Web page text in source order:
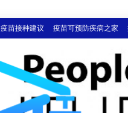
疫苗接种建议 疫苗可预防疾病之家